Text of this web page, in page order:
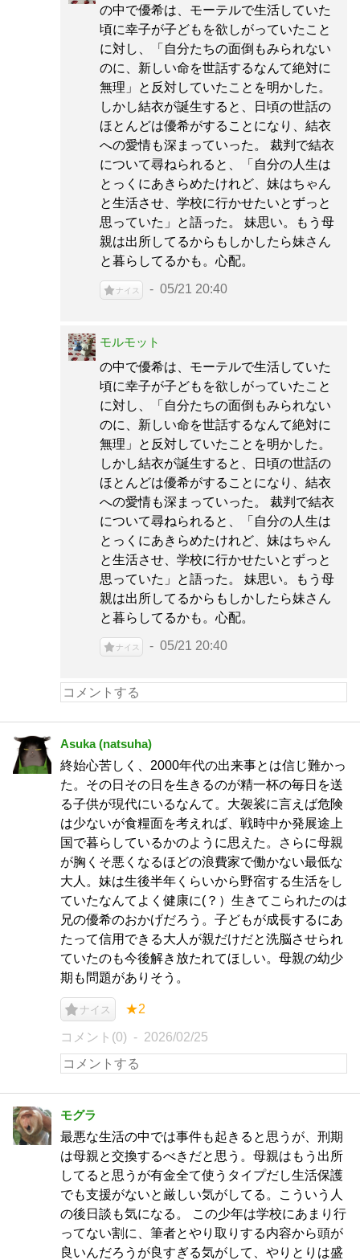
の中で優希は、モーテルで生活していた
頃に幸子が子どもを欲しがっていたこと
に対し、「自分たちの面倒もみられない
のに、新しい命を世話するなんて絶対に
無理」と反対していたことを明かした。
しかし結衣が誕生すると、日頃の世話の
ほとんどは優希がすることになり、結衣
への愛情も深まっていった。 裁判で結衣
について尋ねられると、「自分の人生は
とっくにあきらめたけれど、妹はちゃん
と生活させ、学校に行かせたいとずっと
思っていた」と語った。 妹思い。もう母
親は出所してるからもしかしたら妹さん
と暮らしてるかも。心配。
ナイス 05/21 20:40
モルモット
の中で優希は、モーテルで生活していた
頃に幸子が子どもを欲しがっていたこと
に対し、「自分たちの面倒もみられない
のに、新しい命を世話するなんて絶対に
無理」と反対していたことを明かした。
しかし結衣が誕生すると、日頃の世話の
ほとんどは優希がすることになり、結衣
への愛情も深まっていった。 裁判で結衣
について尋ねられると、「自分の人生は
とっくにあきらめたけれど、妹はちゃん
と生活させ、学校に行かせたいとずっと
思っていた」と語った。 妹思い。もう母
親は出所してるからもしかしたら妹さん
と暮らしてるかも。心配。
ナイス 05/21 20:40
Asuka (natsuha)
終始心苦しく、2000年代の出来事とは信じ難かっ
た。その日その日を生きるのが精一杯の毎日を送
る子供が現代にいるなんて。大袈裟に言えば危険
は少ないが食糧面を考えれば、戦時中か発展途上
国で暮らしているかのように思えた。さらに母親
が胸くそ悪くなるほどの浪費家で働かない最低な
大人。妹は生後半年くらいから野宿する生活をし
ていたなんてよく健康に(？）生きてこられたのは
兄の優希のおかげだろう。子どもが成長するにあ
たって信用できる大人が親だけだと洗脳させられ
ていたのも今後解き放たれてほしい。母親の幼少
期も問題がありそう。
ナイス ★2
コメント(0) 2026/02/25
モグラ
最悪な生活の中では事件も起きると思うが、刑期
は母親と交換するべきだと思う。母親はもう出所
してると思うが有金全て使うタイプだし生活保護
でも支援がないと厳しい気がしてる。こういう人
の後日談も気になる。 この少年は学校にあまり行
ってない割に、筆者とやり取りする内容から頭が
良いんだろうが良すぎる気がして、やりとりは盛